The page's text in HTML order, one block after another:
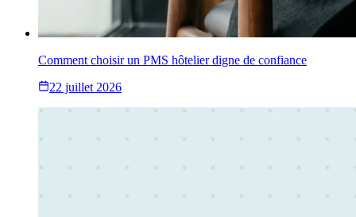
Comment choisir un PMS hôtelier digne de confiance
22 juillet 2026